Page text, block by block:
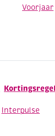
Voorjaar
Interpulse